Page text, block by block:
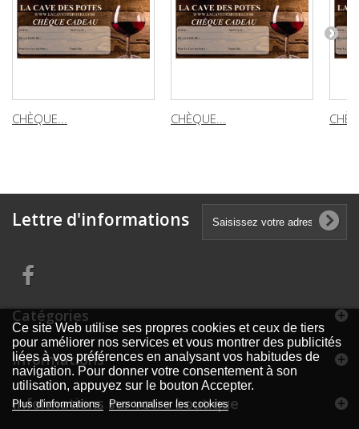
CHÈQUE... CHÈQUE...
Lettre d'informations
Catégories
Informations
Informations sur votre boutique
Ce site Web utilise ses propres cookies et ceux de tiers
pour améliorer nos services et vous montrer des publicités
liées à vos préférences en analysant vos habitudes de
navigation. Pour donner votre consentement à son
utilisation, appuyez sur le bouton Accepter.
Plus d'informations Personnaliser les cookies